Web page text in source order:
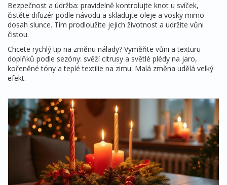
Bezpečnost a údržba: pravidelně kontrolujte knot u svíček,
čistěte difuzér podle návodu a skladujte oleje a vosky mimo
dosah slunce. Tím prodloužíte jejich životnost a udržíte vůni
čistou.
Chcete rychlý tip na změnu nálady? Vyměňte vůni a texturu
doplňků podle sezóny: svěží citrusy a světlé plédy na jaro,
kořeněné tóny a teplé textilie na zimu. Malá změna udělá velký
efekt.